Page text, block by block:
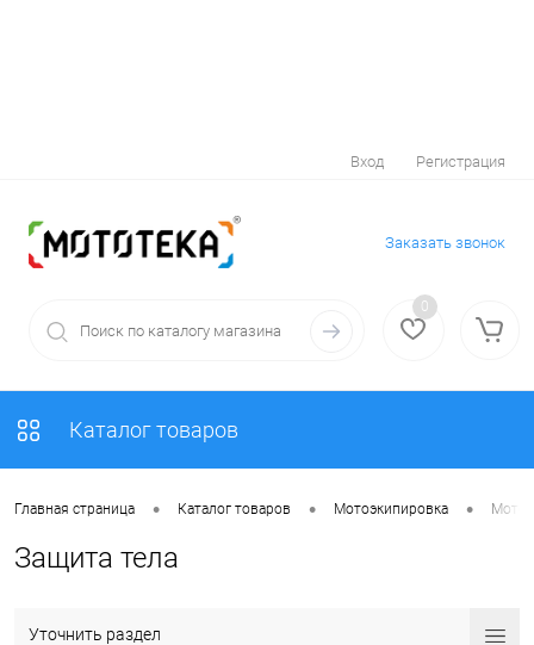
Вход Регистрация
Заказать звонок
0
Каталог товаров
Главная страница • Каталог товаров • Мотоэкипировка •
Защита тела
Уточнить раздел